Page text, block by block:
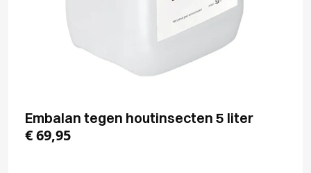
Embalan tegen houtinsecten 5 liter
€69,95